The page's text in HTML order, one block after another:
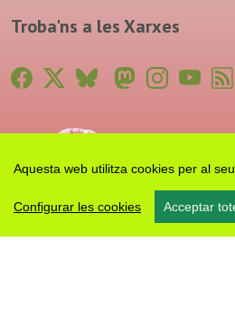
Aquesta web utilitza cookies per al
Configurar les cookies Acceptar
Troba'ns a les Xarxes